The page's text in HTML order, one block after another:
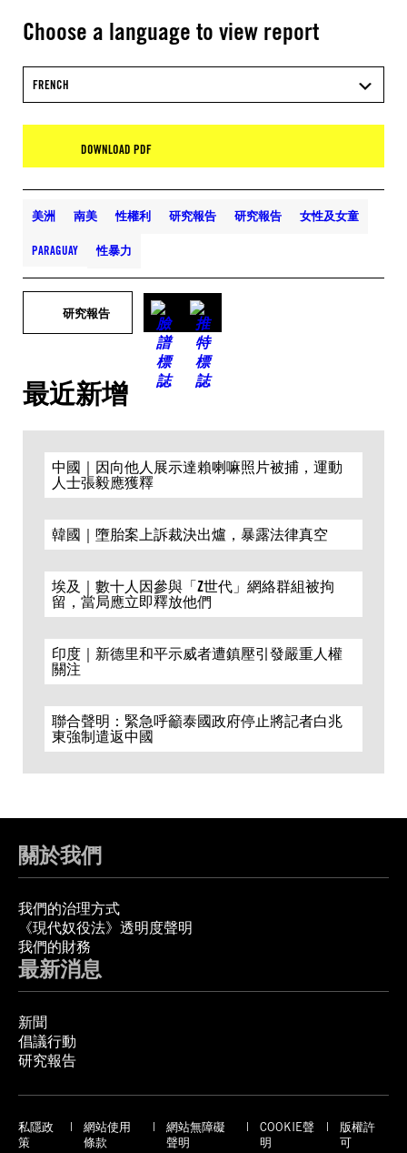
Choose a language to view report
FRENCH
DOWNLOAD PDF
美洲 南美 性權利 研究報告 研究報告 女性及女童
PARAGUAY 性暴力
研究報告
最近新增
中國｜因向他人展示達賴喇嘛照片被捕，運動
人士張毅應獲釋
韓國｜墮胎案上訴裁決出爐，暴露法律真空
埃及｜數十人因參與「Z世代」網絡群組被拘
留，當局應立即釋放他們
印度｜新德里和平示威者遭鎮壓引發嚴重人權
關注
聯合聲明：緊急呼籲泰國政府停止將記者白兆
東強制遣返中國
關於我們
我們的治理方式
《現代奴役法》透明度聲明
我們的財務
最新消息
新聞
倡議行動
研究報告
私隱政
策
網站使用
條款
網站無障礙
聲明
COOKIE聲
明
版權許
可